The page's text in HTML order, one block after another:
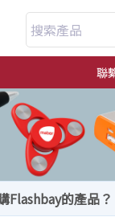
搜索產品
聯
Flashbay的產品？